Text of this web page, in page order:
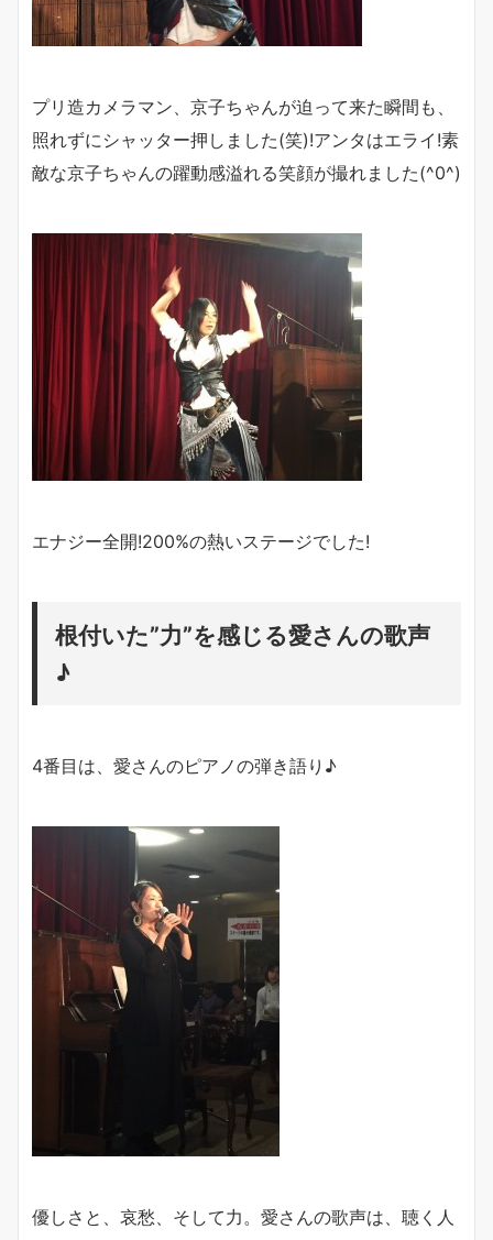
プリ造カメラマン、京子ちゃんが迫って来た瞬間も、
照れずにシャッター押しました(笑)!アンタはエライ!素
敵な京子ちゃんの躍動感溢れる笑顔が撮れました(^0^)
エナジー全開!200%の熱いステージでした!
根付いた”力”を感じる愛さんの歌声
♪
4番目は、愛さんのピアノの弾き語り♪
優しさと、哀愁、そして力。愛さんの歌声は、聴く人